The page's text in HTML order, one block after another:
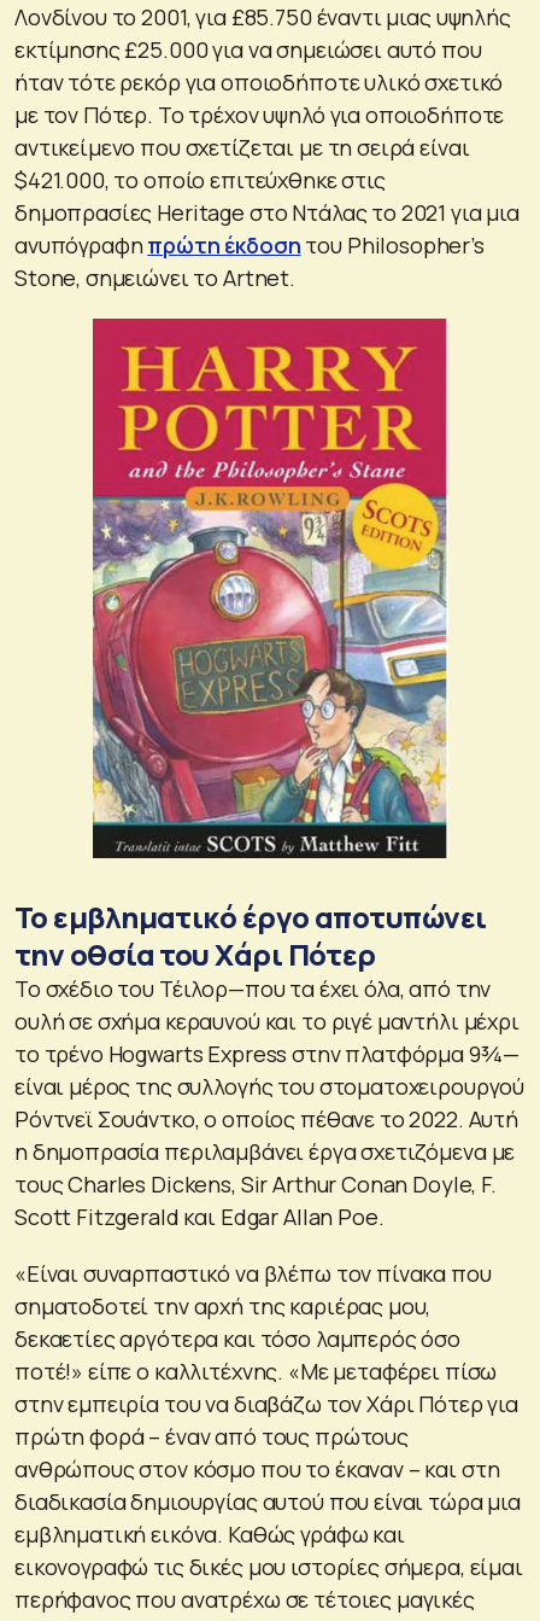
Λονδίνου το 2001, για £85.750 έναντι μιας υψηλής
εκτίμησης £25.000 για να σημειώσει αυτό που
ήταν τότε ρεκόρ για οποιοδήποτε υλικό σχετικό
με τον Πότερ. Το τρέχον υψηλό για οποιοδήποτε
αντικείμενο που σχετίζεται με τη σειρά είναι
$421.000, το οποίο επιτεύχθηκε στις
δημοπρασίες Heritage στο Ντάλας το 2021 για μια
ανυπόγραφηπρώτη έκδοση του Philosopher’s
Stone, σημειώνει το Artnet.
Το εμβληματικό έργο αποτυπώνει
την οθσία του Χάρι Πότερ
Το σχέδιο του Τέιλορ—που τα έχει όλα, από την
ουλή σε σχήμα κεραυνού και το ριγέ μαντήλι μέχρι
το τρένο Hogwarts Express στην πλατφόρμα 9¾—
είναι μέρος της συλλογής του στοματοχειρουργού
Ρόντνεϊ Σουάντκο, ο οποίος πέθανε το 2022. Αυτή
η δημοπρασία περιλαμβάνει έργα σχετιζόμενα με
τους Charles Dickens, Sir Arthur Conan Doyle, F.
Scott Fitzgerald και Edgar Allan Poe.
«Είναι συναρπαστικό να βλέπω τον πίνακα που
σηματοδοτεί την αρχή της καριέρας μου,
δεκαετίες αργότερα και τόσο λαμπερός όσο
ποτέ!» είπε ο καλλιτέχνης. «Με μεταφέρει πίσω
στην εμπειρία του να διαβάζω τον Χάρι Πότερ για
πρώτη φορά – έναν από τους πρώτους
ανθρώπους στον κόσμο που το έκαναν – και στη
διαδικασία δημιουργίας αυτού που είναι τώρα μια
εμβληματική εικόνα. Καθώς γράφω και
εικονογραφώ τις δικές μου ιστορίες σήμερα, είμαι
περήφανος που ανατρέχω σε τέτοιες μαγικές